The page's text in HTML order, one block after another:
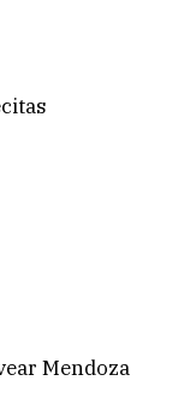
Mendoza